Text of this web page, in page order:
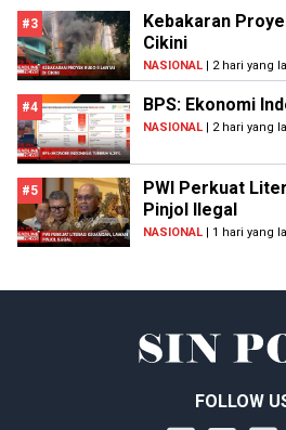
#3
Kebakaran
Cikini
NASIONAL | 2 hari yang
#4 BPS: Ekonomi
NASIONAL | 2 hari yang
#5
PWI Perkuat
Pinjol Ilegal
NASIONAL | 1 hari yang
FOLLOW